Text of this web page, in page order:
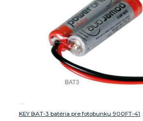
KEY BAT-3 batéria pre fotobunku 900FT-41